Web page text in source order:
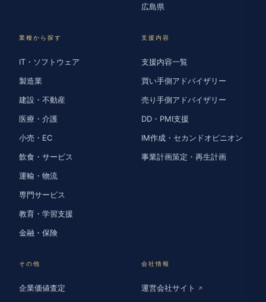
広島県
業種から探す
IT・ソフトウェア
製造業
建設・不動産
医療・介護
小売・EC
飲食・サービス
運輸・物流
専門サービス
教育・学習支援
金融・保険
支援内容
支援内容一覧
買い手側アドバイザリー
売り手側アドバイザリー
DD・PMI支援
IM作成・セカンドオピニオン
事業計画策定・再生計画
その他
企業価値査定
会社情報
運営会社サイト ↗